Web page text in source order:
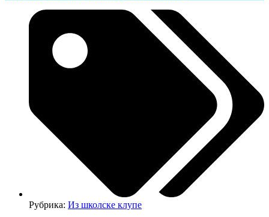
Рубрика: Из школске клупе